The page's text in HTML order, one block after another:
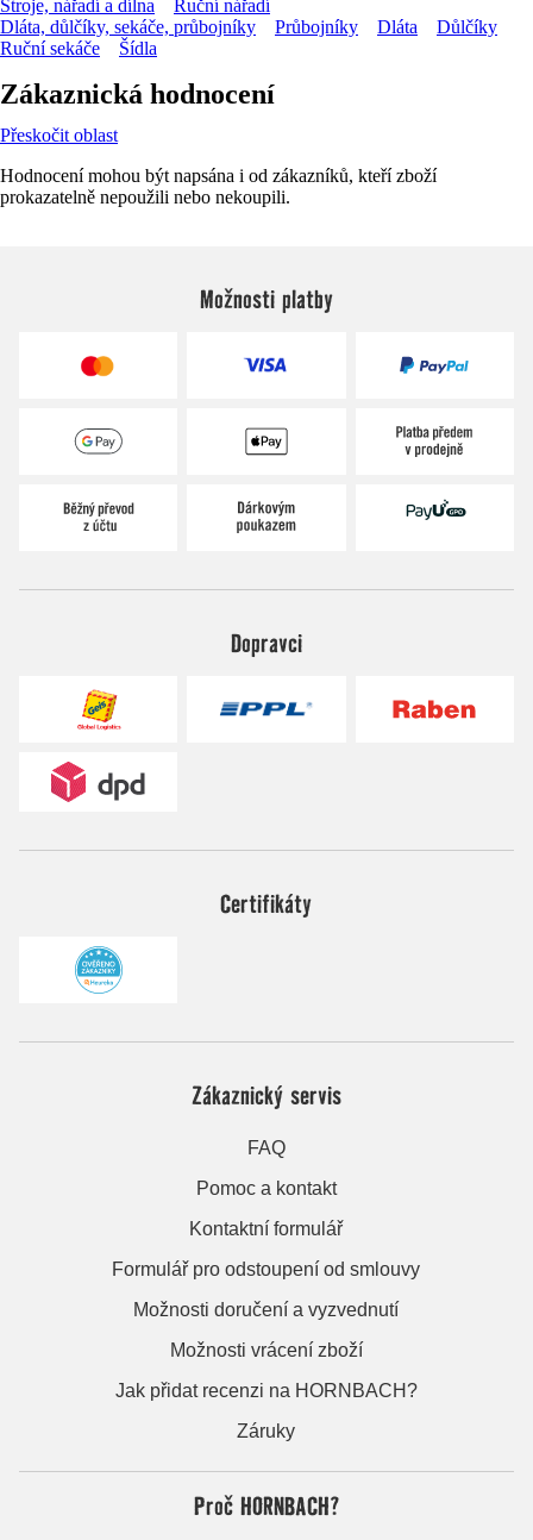
Stroje, nářadí a dílna
Ruční nářadí
Dláta, důlčíky, sekáče, průbojníky
Průbojníky Dláta
Důlčíky
Ruční sekáče
Šídla
Zákaznická hodnocení
Přeskočit oblast
Hodnocení mohou být napsána i od zákazníků, kteří zboží
prokazatelně nepoužili nebo nekoupili.
Možnosti platby
Dopravci
Certifikáty
Zákaznický servis
FAQ
Pomoc a kontakt
Kontaktní formulář
Formulář pro odstoupení od smlouvy
Možnosti doručení a vyzvednutí
Možnosti vrácení zboží
Jak přidat recenzi na HORNBACH?
Záruky
Proč HORNBACH?